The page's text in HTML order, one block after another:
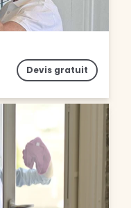
Devis gratuit